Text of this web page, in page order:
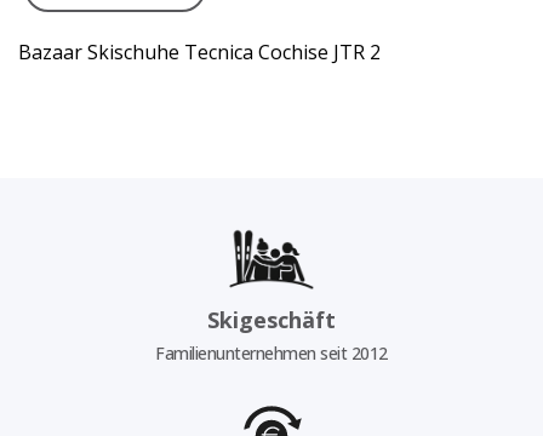
Bazaar Skischuhe Tecnica Cochise JTR 2
Skigeschäft
Familienunternehmen seit 2012